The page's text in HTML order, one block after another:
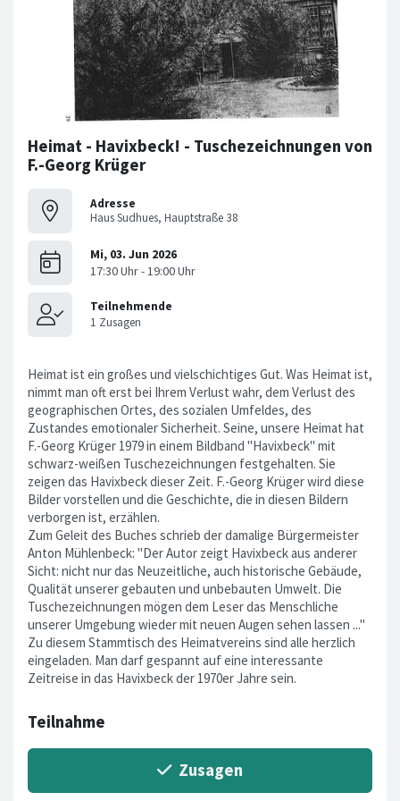
Heimat - Havixbeck! - Tuschezeichnungen von
F.-Georg Krüger
Adresse
Haus Sudhues, Hauptstraße 38
Heimat ist ein großes und vielschichtiges Gut. Was Heimat ist,
nimmt man oft erst bei Ihrem Verlust wahr, dem Verlust des
geographischen Ortes, des sozialen Umfeldes, des
Zustandes emotionaler Sicherheit. Seine, unsere Heimat hat
F.-Georg Krüger 1979 in einem Bildband "Havixbeck" mit
schwarz-weißen Tuschezeichnungen festgehalten. Sie
zeigen das Havixbeck dieser Zeit. F.-Georg Krüger wird diese
Bilder vorstellen und die Geschichte, die in diesen Bildern
verborgen ist, erzählen.
Zum Geleit des Buches schrieb der damalige Bürgermeister
Anton Mühlenbeck: "Der Autor zeigt Havixbeck aus anderer
Sicht: nicht nur das Neuzeitliche, auch historische Gebäude,
Qualität unserer gebauten und unbebauten Umwelt. Die
Tuschezeichnungen mögen dem Leser das Menschliche
unserer Umgebung wieder mit neuen Augen sehen lassen ..."
Zu diesem Stammtisch des Heimatvereins sind alle herzlich
eingeladen. Man darf gespannt auf eine interessante
Zeitreise in das Havixbeck der 1970er Jahre sein.